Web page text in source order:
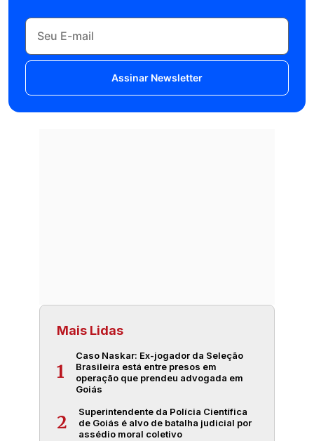
Assinar Newsletter
Mais Lidas
1
Caso Naskar: Ex-jogador da Seleção
Brasileira está entre presos em
operação que prendeu advogada em
Goiás
2
Superintendente da Polícia Científica
de Goiás é alvo de batalha judicial por
assédio moral coletivo